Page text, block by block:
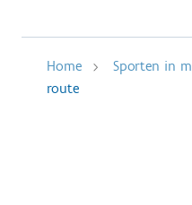
Home Sporten in
route